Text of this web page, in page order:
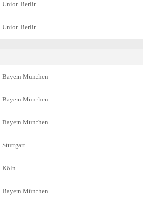
Union Berlin
Union Berlin
Bayern München
Bayern München
Bayern München
Stuttgart
Köln
Bayern München